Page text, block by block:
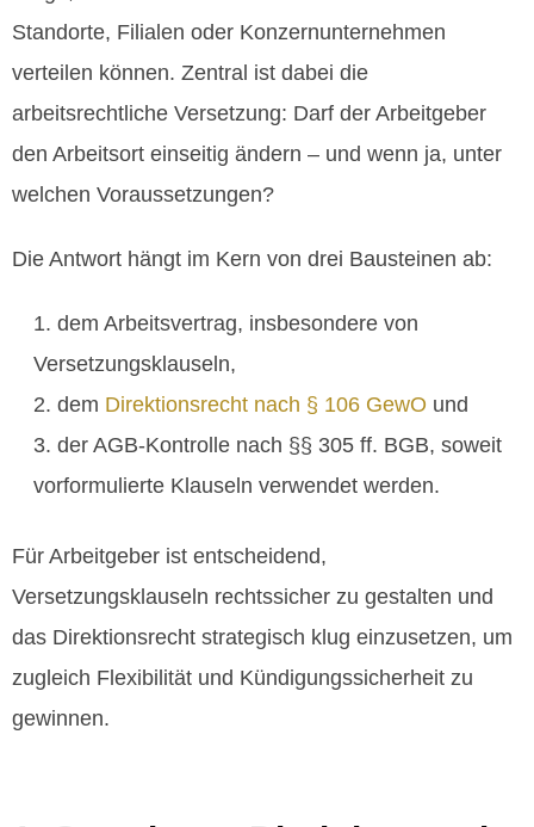
Standorte, Filialen oder Konzernunternehmen
verteilen können. Zentral ist dabei die
arbeitsrechtliche Versetzung: Darf der Arbeitgeber
den Arbeitsort einseitig ändern – und wenn ja, unter
welchen Voraussetzungen?
Die Antwort hängt im Kern von drei Bausteinen ab:
dem Arbeitsvertrag, insbesondere von
Versetzungsklauseln,
dem Direktionsrecht nach § 106 GewO und
der AGB‑Kontrolle nach §§ 305 ff. BGB, soweit
vorformulierte Klauseln verwendet werden.
Für Arbeitgeber ist entscheidend,
Versetzungsklauseln rechtssicher zu gestalten und
das Direktionsrecht strategisch klug einzusetzen, um
zugleich Flexibilität und Kündigungssicherheit zu
gewinnen.